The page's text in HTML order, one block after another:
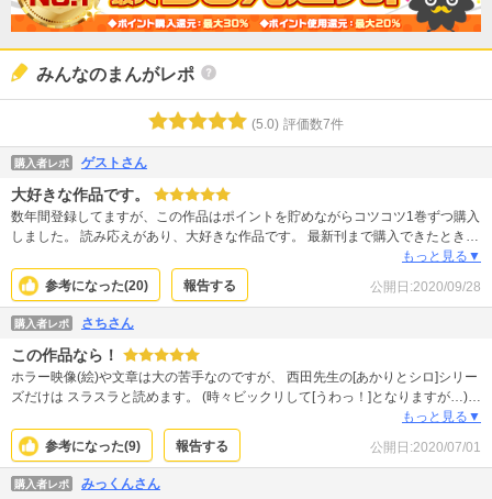
みんなのまんがレポ
(5.0) 評価数7件
購入者レポ ゲストさん
大好きな作品です。
数年間登録してますが、この作品はポイントを貯めながらコツコツ1巻ずつ購入
しました。 読み応えがあり、大好きな作品です。 最新刊まで購入できたときは
達成感と少しの寂しさがありました。 幽霊も元は人間なんだよなー、そりゃ思
いがあるよなーと考えさせられる話ばかりです。 各巻の最後に、その巻に収録
されている話を作者さんがどういう思いや経緯で描かれたのかが書いてあり、
そこもとても面白いです。 巻が進むごとに登場人物が増え、あれ、この人いつ
の人だっけかな？と思うことはありますが（笑） 個人的に編集長のキャラがど
んどん濃くなっていくのが好きです。 漫画なのでいつか最終回を迎えてしまう
と思いますが、その時まで応援させていただきます。
もっと見る▼
参考になった(20) 報告する 公開日:2020/09/28
購入者レポ さちさん
この作品なら！
ホラー映像(絵)や文章は大の苦手なのですが、 西田先生の[あかりとシロ]シリー
ズだけは スラスラと読めます。 (時々ビックリして[うわっ！]となりますが…)
霊や死に関するお話なのに読み終えた後 嫌な気持ちになるどころかスッキリし
た気分に なります。何故かは是非読んで実感していただきたいです。 これから
も楽しみにしています！
もっと見る▼
参考になった(9) 報告する 公開日:2020/07/01
購入者レポ みっくんさん